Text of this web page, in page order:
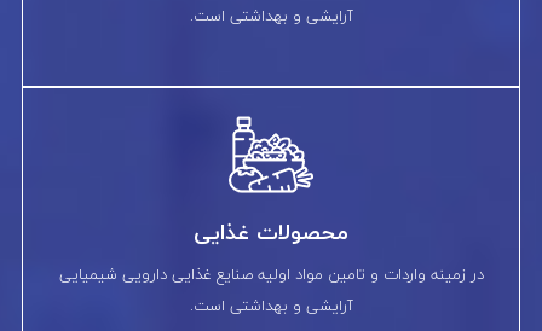
آرایشی و بهداشتی است.
محصولات غذایی
در زمینه واردات و تامین مواد اولیه صنایع غذایی دارویی شیمیایی
آرایشی و بهداشتی است.